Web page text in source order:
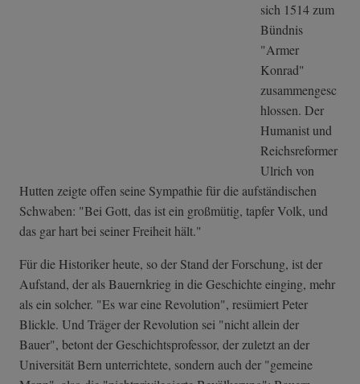
sich 1514 zum
Bündnis
"Armer
Konrad"
zusammengesc
hlossen. Der
Humanist und
Reichsreformer
Ulrich von
Hutten zeigte offen seine Sympathie für die aufständischen
Schwaben: "Bei Gott, das ist ein großmütig, tapfer Volk, und
das gar hart bei seiner Freiheit hält."
Für die Historiker heute, so der Stand der Forschung, ist der
Aufstand, der als Bauernkrieg in die Geschichte einging, mehr
als ein solcher. "Es war eine Revolution", resümiert Peter
Blickle. Und Träger der Revolution sei "nicht allein der
Bauer", betont der Geschichtsprofessor, der zuletzt an der
Universität Bern unterrichtete, sondern auch der "gemeine